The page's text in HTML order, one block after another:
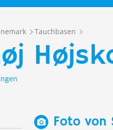
Tauchbasen
Foto von